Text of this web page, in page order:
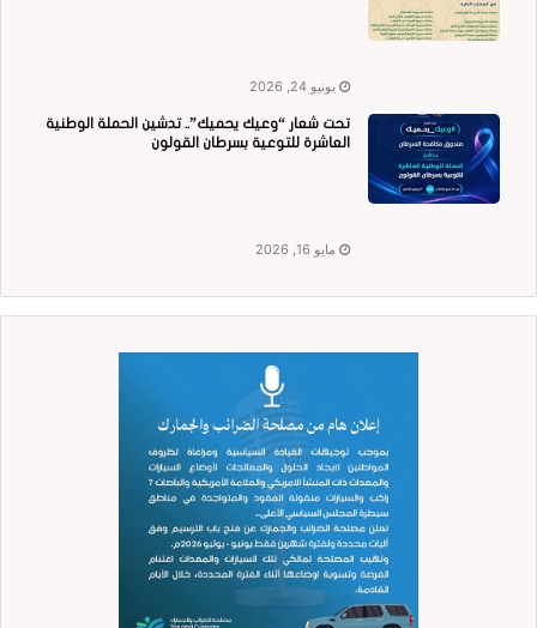
يونيو 24, 2026
تحت شعار “وعيك يحميك”.. تدشين الحملة الوطنية
العاشرة للتوعية بسرطان القولون
مايو 16, 2026